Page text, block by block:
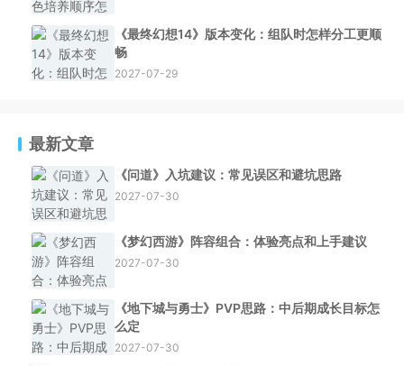
《最终幻想14》版本变化：组队时怎样分工更顺
畅
2027-07-29
最新文章
《问道》入坑建议：常见误区和避坑思路
2027-07-30
《梦幻西游》阵容组合：体验亮点和上手建议
2027-07-30
《地下城与勇士》PVP思路：中后期成长目标怎
么定
2027-07-30